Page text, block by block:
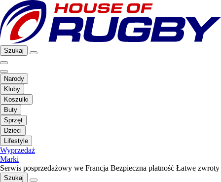
Szukaj
Narody
Kluby
Koszulki
Buty
Sprzęt
Dzieci
Lifestyle
Wyprzedaż
Marki
Serwis posprzedażowy we Francja Bezpieczna płatność Łatwe zwroty
Szukaj